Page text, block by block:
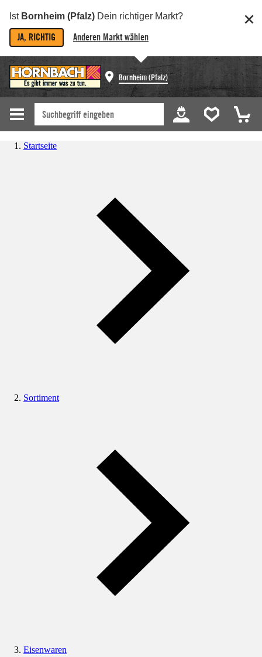
Ist Bornheim (Pfalz) Dein richtiger Markt?
JA, RICHTIG Anderen Markt wählen
Bornheim (Pfalz)
Startseite
Sortiment
Eisenwaren